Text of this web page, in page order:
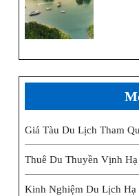
Giá Tàu Du Lịch Tham
Thuê Du Thuyền Vịnh
Kinh Nghiệm Du Lịch Hạ